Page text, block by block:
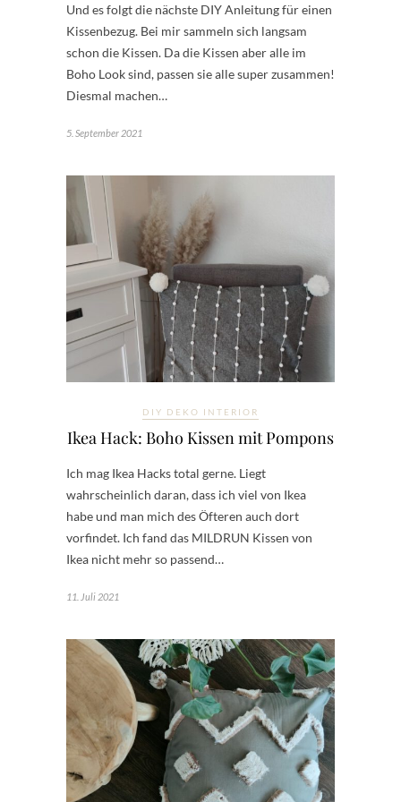
Und es folgt die nächste DIY Anleitung für einen
Kissenbezug. Bei mir sammeln sich langsam
schon die Kissen. Da die Kissen aber alle im
Boho Look sind, passen sie alle super zusammen!
Diesmal machen…
5. September 2021
DIY DEKO INTERIOR
Ikea Hack: Boho Kissen mit Pompons
Ich mag Ikea Hacks total gerne. Liegt
wahrscheinlich daran, dass ich viel von Ikea
habe und man mich des Öfteren auch dort
vorfindet. Ich fand das MILDRUN Kissen von
Ikea nicht mehr so passend…
11. Juli 2021